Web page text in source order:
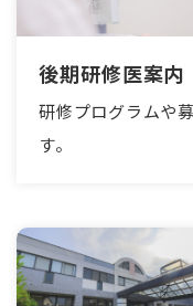
後期研修医案内
研修プログラムや
す。